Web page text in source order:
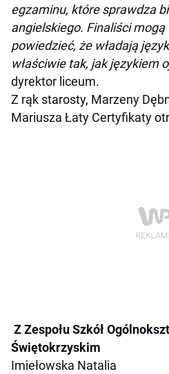
egzaminu, które sprawdza
angielskiego. Finaliści mogą
powiedzieć, że władają
właściwie tak, jak językiem
dyrektor liceum.
Z rąk starosty, Marzeny
Mariusza Łaty Certyfikaty
Z Zespołu Szkół
Świętokrzyskim
Imiełowska Natalia